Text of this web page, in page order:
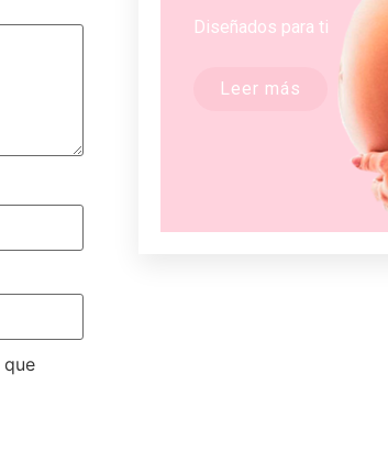
Diseñados para ti
Leer más